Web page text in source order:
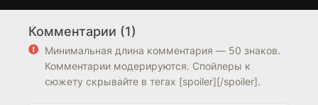
7.4
Комментарии (1)
Минимальная длина комментария — 50 знаков.
Комментарии модерируются. Спойлеры к
сюжету скрывайте в тегах [spoiler][/spoiler].